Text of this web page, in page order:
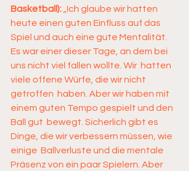
Basketball): „Ich glaube wir hatten
heute einen guten Einfluss auf das
Spiel und auch eine gute Mentalität.
Es war einer dieser Tage, an dem bei
uns nicht viel fallen wollte. Wir  hatten
viele offene Würfe, die wir nicht
getroffen  haben. Aber wir haben mit
einem guten Tempo gespielt und den
Ball gut  bewegt. Sicherlich gibt es
Dinge, die wir verbessern müssen, wie
einige  Ballverluste und die mentale
Präsenz von ein paar Spielern. Aber